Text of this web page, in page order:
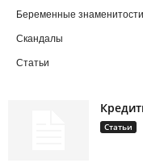
Беременные знаменитости
Скандалы
Статьи
Статьи